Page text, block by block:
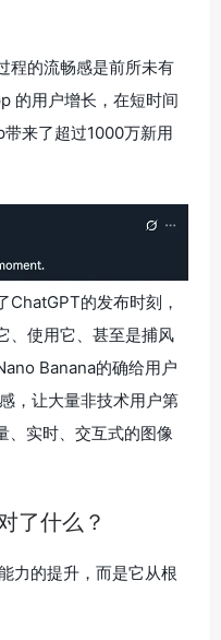
程的流畅感是前所未有
的用户增长，在短时间
来了超过1000万新用
ChatGPT的发布时刻，
、使用它、甚至是捕风
Banana的确给用户
，让大量非技术用户第
、实时、交互式的图像
了什么？
力的提升，而是它从根